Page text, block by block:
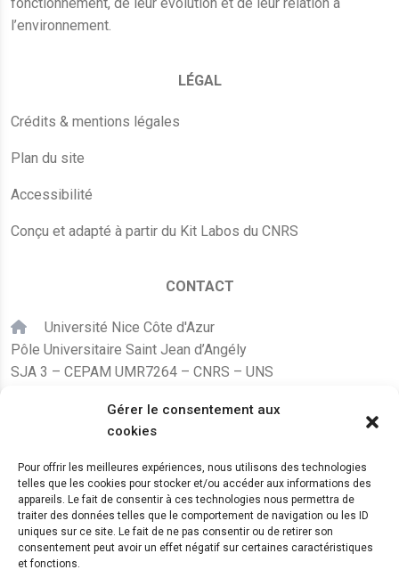
Gérer le consentement aux
cookies
Pour offrir les meilleures expériences, nous utilisons des technologies
telles que les cookies pour stocker et/ou accéder aux informations des
appareils. Le fait de consentir à ces technologies nous permettra de
traiter des données telles que le comportement de navigation ou les ID
uniques sur ce site. Le fait de ne pas consentir ou de retirer son
consentement peut avoir un effet négatif sur certaines caractéristiques
et fonctions.
l’environnement.
LÉGAL
Crédits & mentions légales
Plan du site
Accessibilité
Conçu et adapté à partir du Kit Labos du CNRS
CONTACT
Université Nice Côte d'Azur
Pôle Universitaire Saint Jean d’Angély
SJA 3 – CEPAM UMR7264 – CNRS – UNS
+33 (0)4 89 15 24 08
LE CEPAM EST HÉBERGÉ PAR